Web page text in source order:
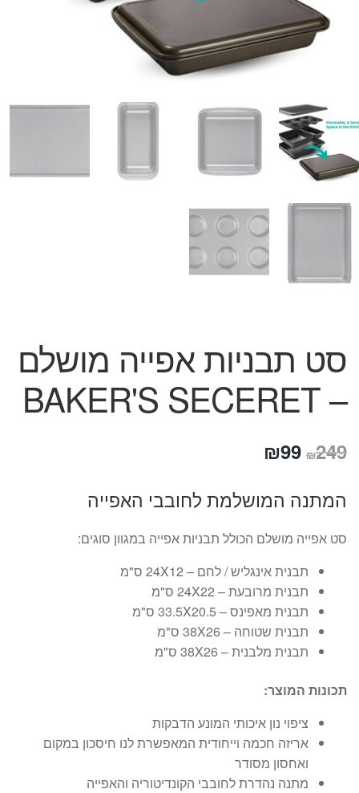
המותגים שלנו
חגים
מתנות לחנוכת בית
מאמרים
עגלת קניות
תשלום
סט תבניות אפייה מושלם
– BAKER'S SECERET
₪249 המחיר
היה:
₪249.
₪99
הוא:
₪99.
המתנה המושלמת לחובבי האפייה
סט אפייה מושלם הכולל תבניות אפייה במגוון סוגים:
תבנית אינגליש / לחם – 24X12 ס"מ
תבנית מרובעת – 24X22 ס"מ
תבנית מאפינס – 33.5X20.5 ס"מ
תבנית שטוחה – 38X26 ס"מ
תבנית מלבנית – 38X26 ס"מ
תכונות המוצר:
ציפוי נון איכותי המונע הדבקות
אריזה חכמה וייחודית המאפשרת לנו חיסכון במקום
ואחסון מסודר
מתנה נהדרת לחובבי הקונדיטוריה והאפייה